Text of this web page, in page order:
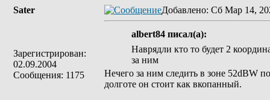
Sater
Зарегистрирован:
02.09.2004
Сообщения: 1175
Добавлено: Сб Мар 14,
albert84 писал(а):
Наврядли кто то будет 2
за ним
Нечего за ним следить в зоне 52dBW
долготе он стоит как вкопанный.